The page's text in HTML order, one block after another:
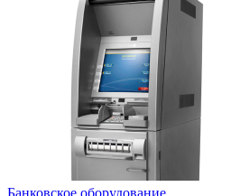
Банковское оборудование